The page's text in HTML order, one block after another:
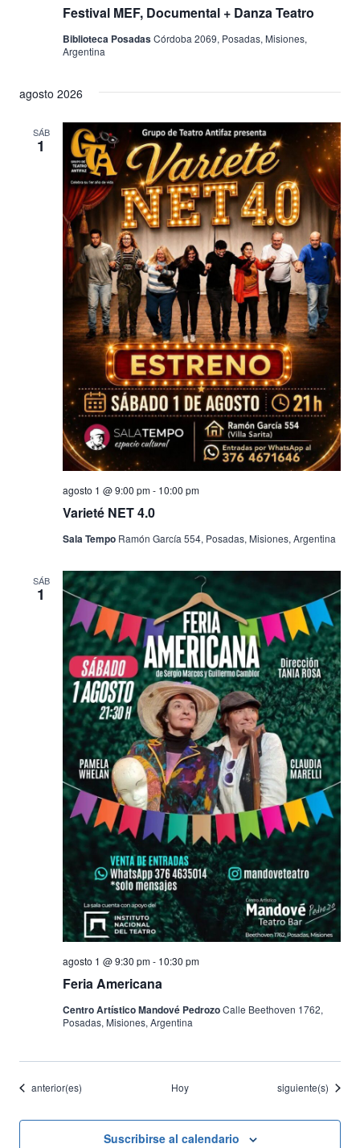
Festival MEF, Documental + Danza Teatro
Biblioteca PosadasCórdoba 2069, Posadas, Misiones,
Argentina
agosto 2026
SÁB
1
Varieté NET 4.0
agosto 1 @ 9:00 pm- 10:00 pm
Sala Tempo Ramón García 554, Posadas, Misiones, Argentina
SÁB
1
Feria Americana
agosto 1 @ 9:30 pm- 10:30 pm
Centro Artístico Mandové PedrozoCalle Beethoven 1762,
Posadas, Misiones, Argentina
Eventos
anterior(es) Hoy Eventos
siguiente(s)
Suscribirse al calendario